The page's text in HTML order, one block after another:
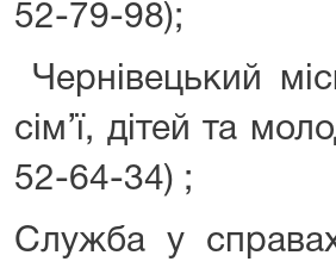
52-79-98);
Чернівецький
сім’ї, дітей та
52-64-34) ;
Служба у справах